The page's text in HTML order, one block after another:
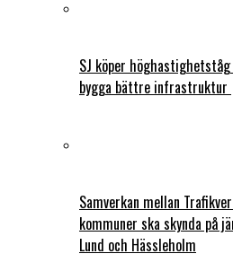
SJ köper
bygga bättre infrastruktur
Samverkan mellan
kommuner ska skynda på
Lund och Hässleholm